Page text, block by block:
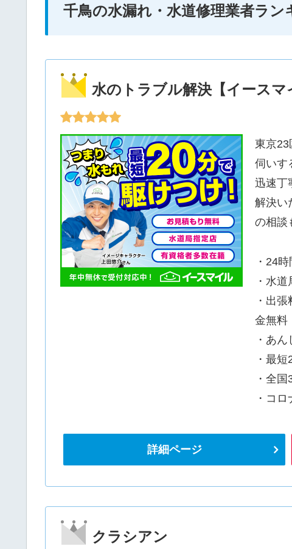
千鳥の水漏れ・水道修理業者ラン
水のトラブル解決【イースマ
東京23
伺いす
迅速丁
解決い
の相談
・24
・水
・出
金無料
・あ
・最
・全
・コ
詳細ページ
クラシアン